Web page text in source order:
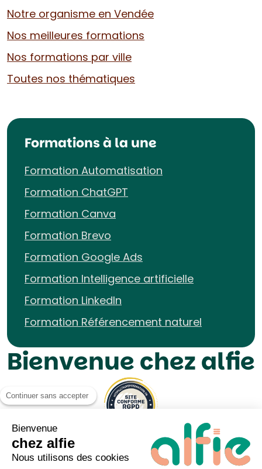
Notre organisme en Vendée
Nos meilleures formations
Nos formations par ville
Toutes nos thématiques
Formations à la une
Formation Automatisation
Formation ChatGPT
Formation Canva
Formation Brevo
Formation Google Ads
Formation Intelligence artificielle
Formation LinkedIn
Formation Référencement naturel
Bienvenue chez alfie
Continuer sans accepter
Bienvenue
chez alfie
Nous utilisons des cookies